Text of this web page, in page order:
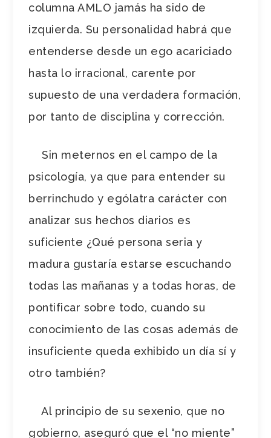
columna AMLO jamás ha sido de
izquierda. Su personalidad habrá que
entenderse desde un ego acariciado
hasta lo irracional, carente por
supuesto de una verdadera formación,
por tanto de disciplina y corrección.
Sin meternos en el campo de la
psicología, ya que para entender su
berrinchudo y ególatra carácter con
analizar sus hechos diarios es
suficiente ¿Qué persona seria y
madura gustaría estarse escuchando
todas las mañanas y a todas horas, de
pontificar sobre todo, cuando su
conocimiento de las cosas además de
insuficiente queda exhibido un día sí y
otro también?
Al principio de su sexenio, que no
gobierno, aseguró que el “no miente”